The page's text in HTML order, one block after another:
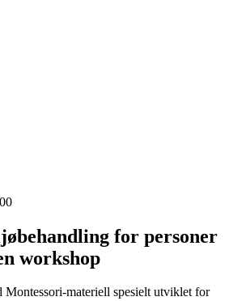
for personer
workshop
Montessori-materiell spesielt utviklet for